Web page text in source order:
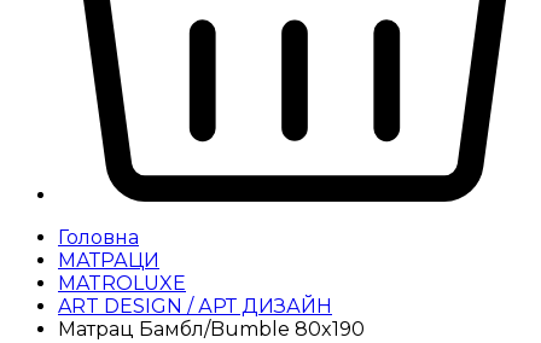
Головна
МАТРАЦИ
MATROLUXE
ART DESIGN / АРТ ДИЗАЙН
Матрац Бамбл/Bumble 80x190